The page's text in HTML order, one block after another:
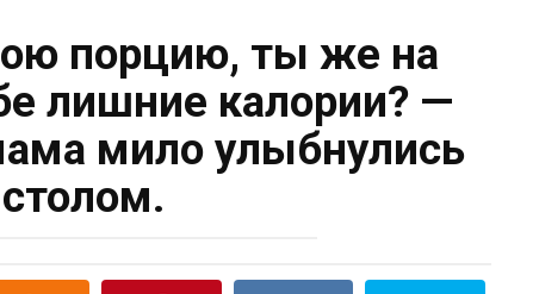
порцию, ты же на
лишние калории? —
мило улыбнулись